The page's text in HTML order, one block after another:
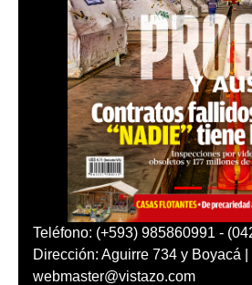
Teléfono: (+593) 985860991 -
Dirección: Aguirre 734 y Boyacá |
webmaster@vistazo.com